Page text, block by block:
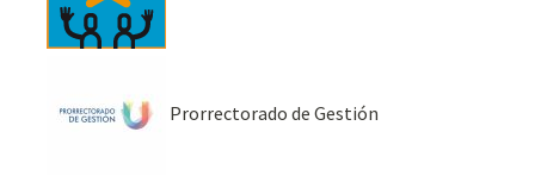
Prorrectorado de Gestión